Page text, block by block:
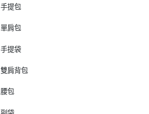
手提包
單肩包
手提袋
雙肩背包
腰包